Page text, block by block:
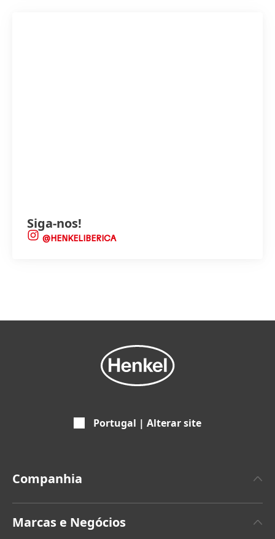
Siga-nos!
@HENKELIBERICA
Portugal | Alterar site
Companhia
Marcas e Negócios